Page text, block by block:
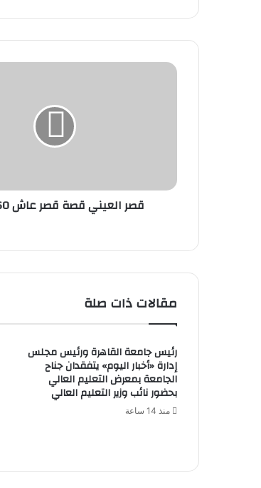
قصر
قصر العيني قصة قصر عاش 560 عاماً
مقالات ذات صلة
رئيس جامعة القاهرة ورئيس مجلس
إدارة «أخبار اليوم» يتفقدان جناح
الجامعة بمعرض التعليم العالي
بحضور نائب وزير التعليم العالي
منذ 14 ساعة